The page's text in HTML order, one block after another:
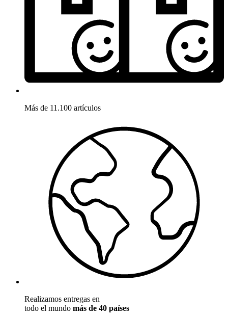
Más de 11.100 artículos
Realizamos entregas en
todo el mundo más de 40 países